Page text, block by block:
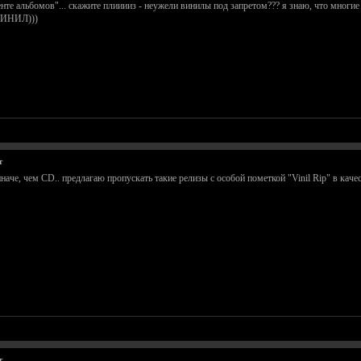
альбомов"... скажите плииииз - неужели винилы под запретом??? я знаю, что
ВИНИЛ)))
чем CD.. предлагаю пропускать такие релизы с особой пометкой "Vinil Rip" в